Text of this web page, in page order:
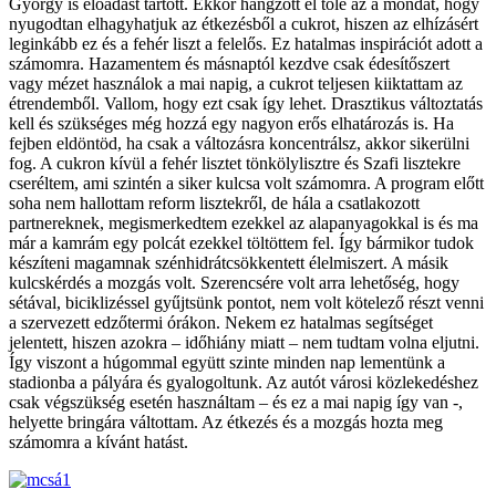
nyugodtan elhagyhatjuk az étkezésből a cukrot, hiszen az elhízásért
leginkább ez és a fehér liszt a felelős. Ez hatalmas inspirációt adott a
számomra. Hazamentem és másnaptól kezdve csak édesítőszert
vagy mézet használok a mai napig, a cukrot teljesen kiiktattam az
étrendemből. Vallom, hogy ezt csak így lehet. Drasztikus változtatás
kell és szükséges még hozzá egy nagyon erős elhatározás is. Ha
fejben eldöntöd, ha csak a változásra koncentrálsz, akkor sikerülni
fog. A cukron kívül a fehér lisztet tönkölylisztre és Szafi lisztekre
cseréltem, ami szintén a siker kulcsa volt számomra. A program előtt
soha nem hallottam reform lisztekről, de hála a csatlakozott
partnereknek, megismerkedtem ezekkel az alapanyagokkal is és ma
már a kamrám egy polcát ezekkel töltöttem fel. Így bármikor tudok
készíteni magamnak szénhidrátcsökkentett élelmiszert. A másik
kulcskérdés a mozgás volt. Szerencsére volt arra lehetőség, hogy
sétával, biciklizéssel gyűjtsünk pontot, nem volt kötelező részt venni
a szervezett edzőtermi órákon. Nekem ez hatalmas segítséget
jelentett, hiszen azokra – időhiány miatt – nem tudtam volna eljutni.
Így viszont a húgommal együtt szinte minden nap lementünk a
stadionba a pályára és gyalogoltunk. Az autót városi közlekedéshez
csak végszükség esetén használtam – és ez a mai napig így van -,
helyette bringára váltottam. Az étkezés és a mozgás hozta meg
számomra a kívánt hatást.